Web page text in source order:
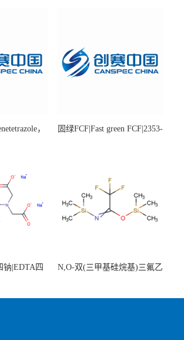
，
固绿FCF|Fast green FCF|2353-
钠|EDTA四
N,O-双(三甲基硅烷基)三氟乙